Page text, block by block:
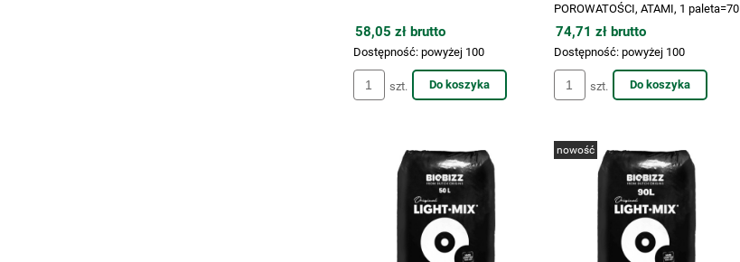
58,05 zł brutto
Dostępność: powyżej 100
szt. Do koszyka
POROWATOŚCI, ATAMI, 1 paleta=70
worków
74,71 zł brutto
Dostępność: powyżej 100
szt. Do koszyka
nowość